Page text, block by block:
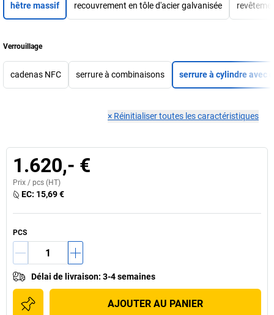
hêtre massif recouvrement en tôle d'acier galvanisée
Verrouillage
cadenas NFC serrure à combinaisons serrure à cylindre avec
× Réinitialiser toutes les caractéristiques
1.620,- €
Prix / pcs (HT)
EC: 15,69 €
PCS
Délai de livraison: 3-4 semaines
AJOUTER AU PANIER